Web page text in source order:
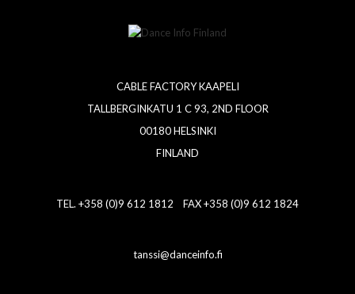
CABLE FACTORY KAAPELI
TALLBERGINKATU 1 C 93, 2ND FLOOR
00180 HELSINKI
FINLAND
TEL. +358 (0)9 612 1812 FAX +358 (0)9 612 1824
tanssi@danceinfo.fi